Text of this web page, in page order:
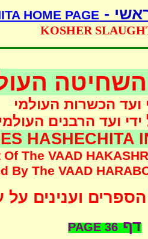
-
HOME PAGE
KOSHER
ועד הכשרות העולמי
ועד הרבנים העולמי
HASHECHITA
Of The VAAD
By The VAAD
וענינים על
דף 36
PAGE